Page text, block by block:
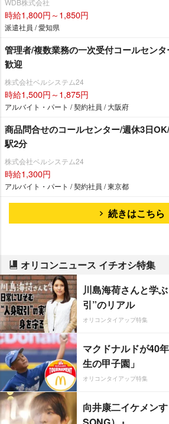
WDB株式会社
時給1,800円～1,850円
派遣社員 / 愛知県
管理者/複数業務の一次受付コールセン
歓迎
株式会社ベルシステム24
時給1,500円～1,875円
アルバイト・パート / 契約社員 / 大阪府
商品問合せのコールセンター/週休3日
駅2分
株式会社ベルシステム24
時給1,300円
アルバイト・パート / 契約社員 / 東京都
続きはこちら
オリコンニュース イチオシ特集
川島海荷さんと学
引”のリアル
オリコンタイアップ特集
マクドナルドが40
生の甲子園」
オリコンタイアップ特集
向井康二イケメン